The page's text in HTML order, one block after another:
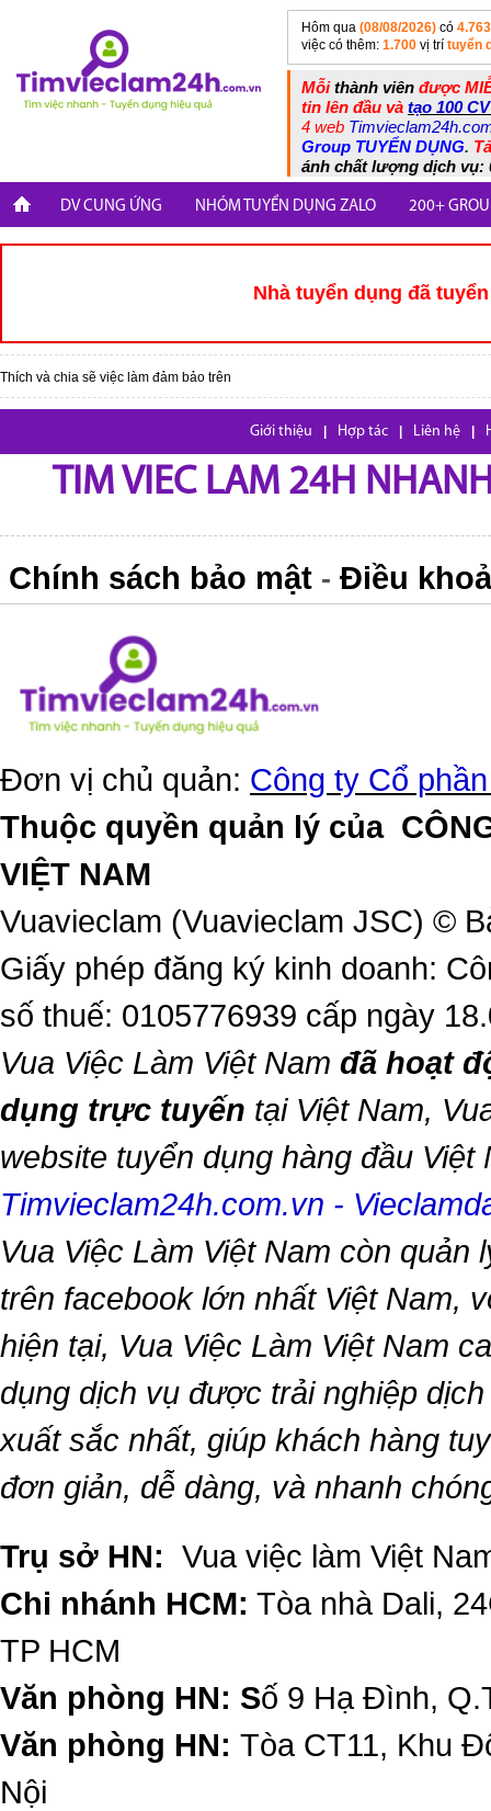
Hôm qua (08/08/2026) có 4.763
việc có thêm: 1.700 vị trí tuyển
Mỗithành viên được
tin lên đầu và tạo 100
4 web
Group TUYỂN DỤNG.
ánh chất lượng dịch vụ:
DV CUNG ỨNG NHÓM TUYỂN DỤNG ZALO 200+
Nhà tuyển dụng đã
Thích và chia sẽ việc làm đảm bảo trên
Giới thiệu Hợp tác Liên hệ
TIM VIEC LAM 24H
Chính sách bảo mật - Điều
Đơn vị chủ quản: Công ty Cổ
Thuộc quyền quản lý của
VIỆT NAM
Vuavieclam (Vuavieclam JSC) ©
Giấy phép đăng ký kinh doanh:
số thuế: 0105776939 cấp ngày
Vua Việc Làm Việt Nam đã hoạt
dụng trực tuyến tại Việt Nam,
website tuyển dụng hàng đầu
Timvieclam24h.com.vn -
Vua Việc Làm Việt Nam còn quản
trên facebook lớn nhất Việt Nam,
hiện tại, Vua Việc Làm Việt Nam
dụng dịch vụ được trải nghiệp
xuất sắc nhất, giúp khách hàng
đơn giản, dễ dàng, và nhanh
Trụ sở HN: Vua việc làm Việt
Chi nhánh HCM: Tòa nhà Dali,
TP HCM
Văn phòng HN: Số 9 Hạ Đình,
Văn phòng HN: Tòa CT11, Khu
Nội